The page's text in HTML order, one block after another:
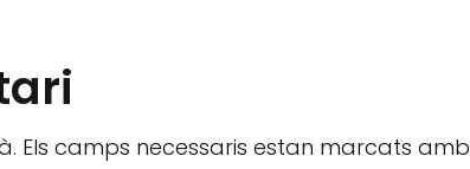
Els camps necessaris estan marcats amb